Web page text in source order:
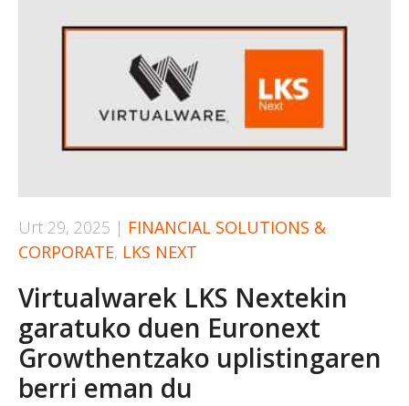
Virtualwarek LKS Nextekin
garatuko duen Euronext
Growthentzako uplistingaren
berri eman du
Urt 29, 2025 | FINANCIAL SOLUTIONS &
CORPORATE, LKS NEXT